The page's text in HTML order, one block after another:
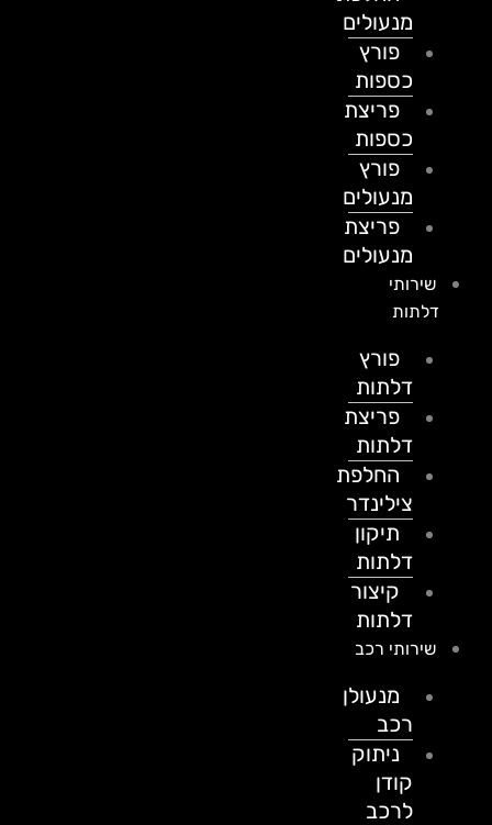
מנעולים
פורץ
כספות
פריצת
כספות
פורץ
מנעולים
פריצת
מנעולים
שירותי
דלתות
פורץ
דלתות
פריצת
דלתות
החלפת
צילינדר
תיקון
דלתות
קיצור
דלתות
שירותי רכב
מנעולן
ניתוק
לרכב